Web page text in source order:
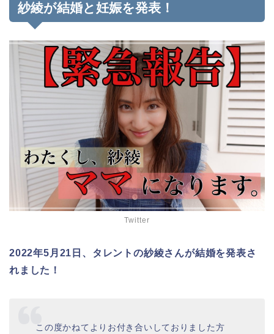
紗綾が結婚と妊娠を発表！
Twitter
2022年5月21日、タレントの紗綾さんが結婚を発表さ
れました！
この度かねてよりお付き合いしておりました方